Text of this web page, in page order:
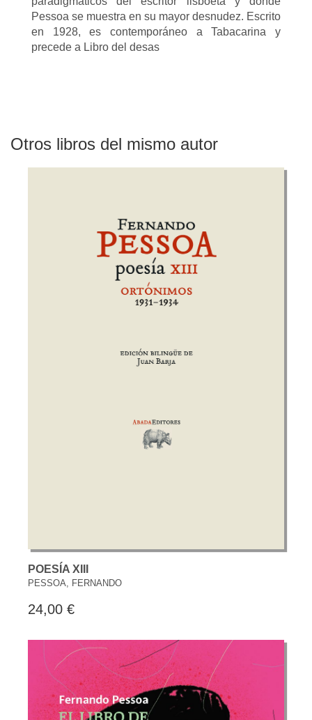
Pessoa se muestra en su mayor desnudez. Escrito
en 1928, es contemporáneo a Tabacarina y
precede a Libro del desas
Otros libros del mismo autor
POESÍA XIII
PESSOA, FERNANDO
24,00 €